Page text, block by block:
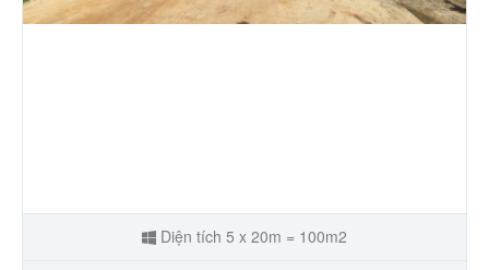
Nhà phố
Diện tích 5 x 20m = 100m2